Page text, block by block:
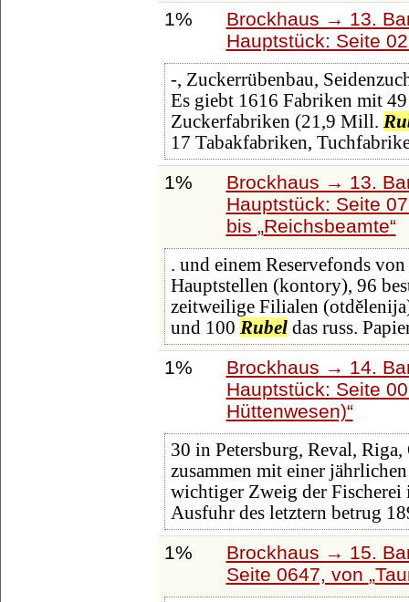
1%
Brockhaus → 13.
Hauptstück: Seite
-, Zuckerrübenbau,
Es giebt 1616 Fabriken mit
Zuckerfabriken (21,9 Mill.
17 Tabakfabriken,
1%
Brockhaus → 13.
Hauptstück: Seite
bis Reichsbeamte
. und einem Reservefonds
Hauptstellen (kontory), 96
zeitweilige Filialen
und 100 Rubeldas russ.
1%
Brockhaus → 14.
Hauptstück: Seite
Hüttenwesen)
30 in Petersburg, Reval, Riga,
zusammen mit einer
wichtiger Zweig der Fischerei
Ausfuhr des letztern betrug
1%
Brockhaus → 15.
Seite 0647, von